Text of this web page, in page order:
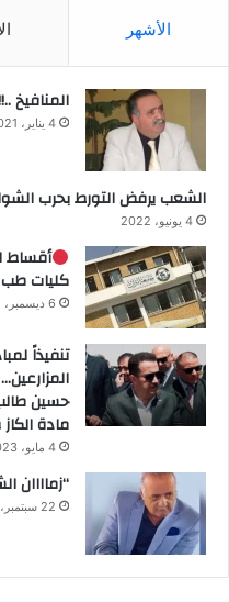
الأشهر
المنافيخ
4 يناير، 2021
الشعب يرفض التورط بحرب
4 يونيو، 2022
أقساط
كليات طب
6 ديسمبر، 2021
تنفيذاً
حسين
مادة
4 مايو، 2023
“زماااان
22 سبتمبر، 2023